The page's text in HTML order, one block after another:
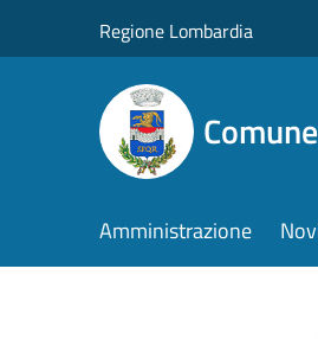
Regione Lombardia
Amministrazione